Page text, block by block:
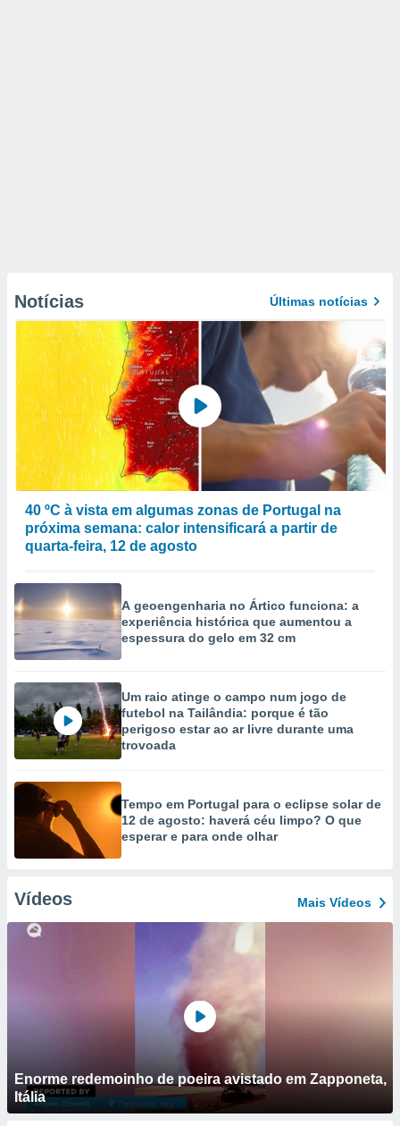
Notícias Últimas notícias
40 ºC à vista em algumas zonas de Portugal na
próxima semana: calor intensificará a partir de
quarta-feira, 12 de agosto
A geoengenharia no Ártico funciona: a
experiência histórica que aumentou a
espessura do gelo em 32 cm
Um raio atinge o campo num jogo de
futebol na Tailândia: porque é tão
perigoso estar ao ar livre durante uma
trovoada
Tempo em Portugal para o eclipse solar de
12 de agosto: haverá céu limpo? O que
esperar e para onde olhar
Vídeos Mais Vídeos
Enorme redemoinho de poeira avistado em Zapponeta,
Itália